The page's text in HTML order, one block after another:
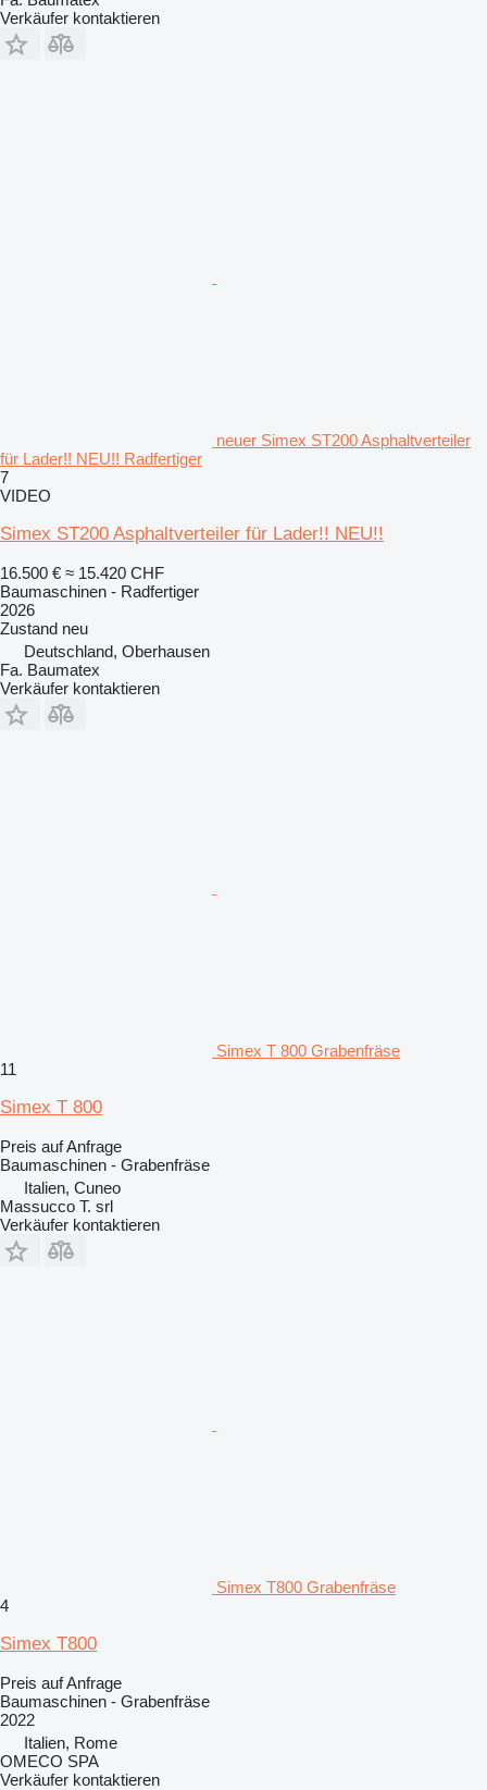
Verkäufer kontaktieren
neuer Simex ST200 Asphaltverteiler
für Lader!! NEU!! Radfertiger
7
VIDEO
Simex ST200 Asphaltverteiler für Lader!! NEU!!
16.500 € ≈ 15.420 CHF
Baumaschinen - Radfertiger
2026
Zustand neu
Deutschland, Oberhausen
Fa. Baumatex
Verkäufer kontaktieren
Simex T 800 Grabenfräse
11
Simex T 800
Preis auf Anfrage
Baumaschinen - Grabenfräse
Italien, Cuneo
Massucco T. srl
Verkäufer kontaktieren
Simex T800 Grabenfräse
4
Simex T800
Preis auf Anfrage
Baumaschinen - Grabenfräse
2022
Italien, Rome
OMECO SPA
Verkäufer kontaktieren